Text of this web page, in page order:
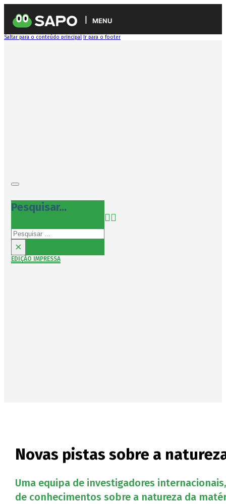
MENU
Saltar para o conteúdo principal Ir para o footer
Pesquisar...
Pesquisar
×
EDIÇÃO IMPRESSA
Novas pistas sobre a
Uma equipa de investigadores
de conhecimentos sobre a natureza da